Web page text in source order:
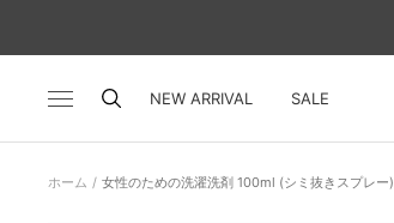
へ
ナ
ー
NEW ARRIVAL SALE
ホーム 女性のための洗濯洗剤 100ml (シミ抜きスプレー)